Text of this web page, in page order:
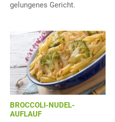
gelungenes Gericht.
BROCCOLI-NUDEL-
AUFLAUF